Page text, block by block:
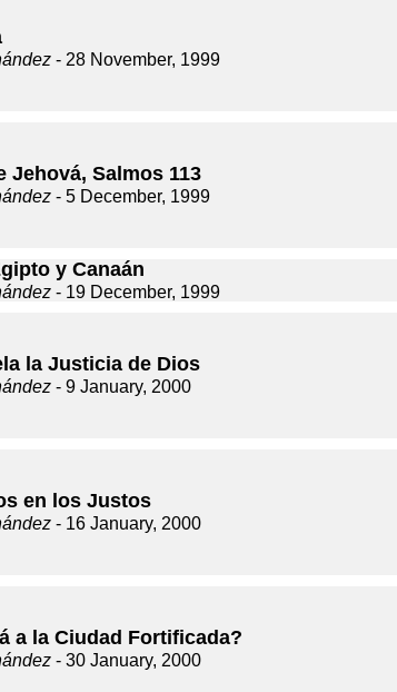
- 28 November, 1999
Jehová, Salmos 113
- 5 December, 1999
y Canaán
- 19 December, 1999
la Justicia de Dios
- 9 January, 2000
en los Justos
- 16 January, 2000
a la Ciudad Fortificada?
- 30 January, 2000